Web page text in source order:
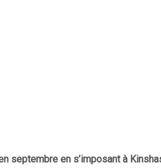
septembre en s’imposant à